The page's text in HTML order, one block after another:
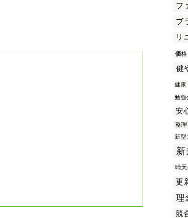
フ
ブ
リ
価格
健
健康
勉強
安
整
新型
晴
更
理
競